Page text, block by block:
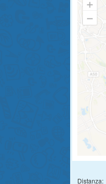
Distanza: